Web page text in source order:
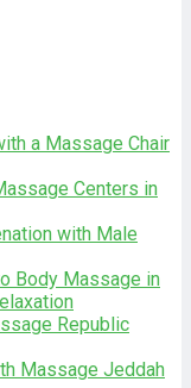
a Massage Chair
Centers in
with Male
Body Massage in
Republic
Massage Jeddah